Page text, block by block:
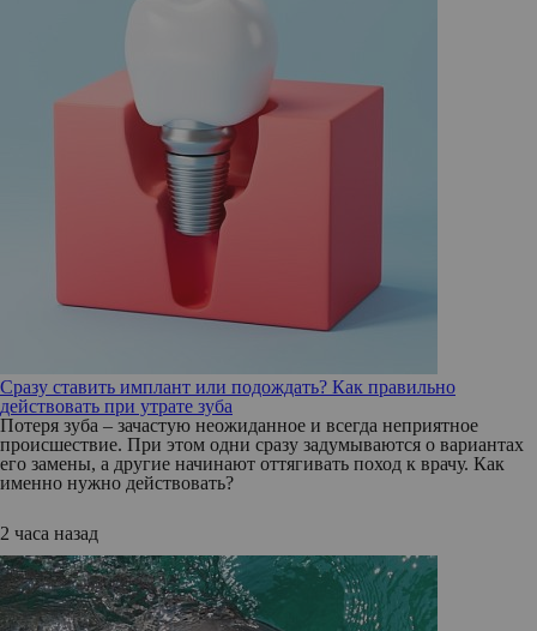
Сразу ставить имплант или подождать? Как правильно
действовать при утрате зуба
Потеря зуба – зачастую неожиданное и всегда неприятное
происшествие. При этом одни сразу задумываются о вариантах
его замены, а другие начинают оттягивать поход к врачу. Как
именно нужно действовать?
2 часа назад